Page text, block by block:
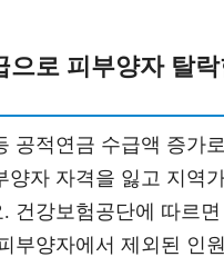
으로 피부양자 탈락
공적연금 수급액 증가
양자 자격을 잃고 지역
건강보험공단에 따르면
부양자에서 제외된 인